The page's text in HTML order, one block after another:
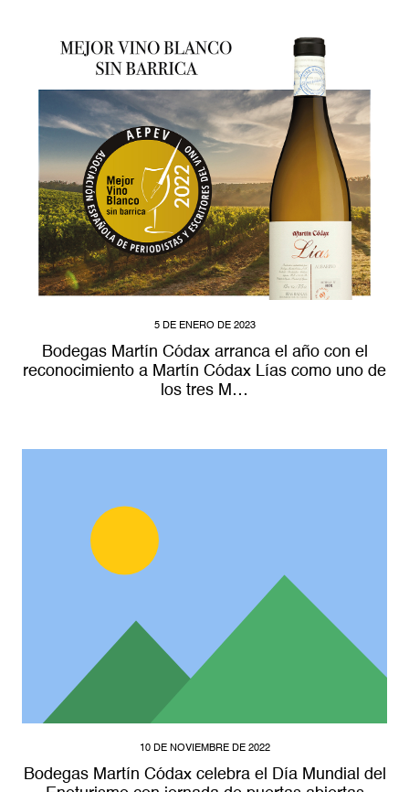
5 DE ENERO DE 2023
Bodegas Martín Códax arranca el año con el
reconocimiento a Martín Códax Lías como uno de
los tres M…
10 DE NOVIEMBRE DE 2022
Bodegas Martín Códax celebra el Día Mundial del